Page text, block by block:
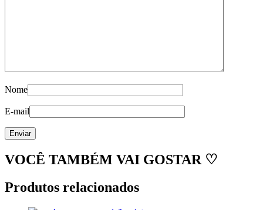
Nome
E-mail
VOCÊ TAMBÉM VAI GOSTAR ♡
Produtos relacionados